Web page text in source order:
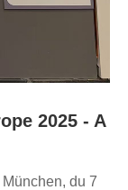
2025 - A
du 7